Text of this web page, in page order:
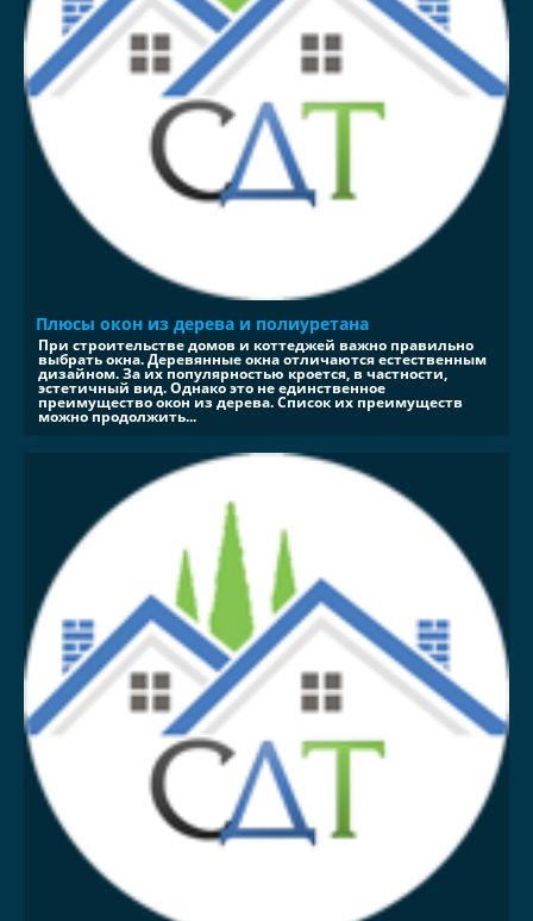
Плюсы окон из дерева и полиуретана
При строительстве домов и коттеджей важно правильно
выбрать окна. Деревянные окна отличаются естественным
дизайном. За их популярностью кроется, в частности,
эстетичный вид. Однако это не единственное
преимущество окон из дерева. Список их преимуществ
можно продолжить...